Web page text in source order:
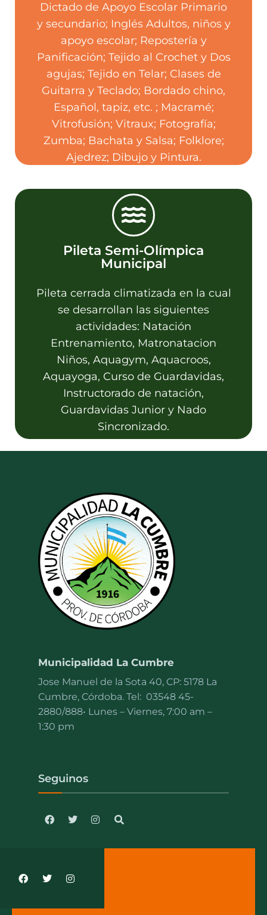
Dictado de Apoyo Escolar Primario
y secundario; Inglés Adultos, niños y
apoyo escolar; Repostería y
Panificación; Tejido al Crochet y Dos
agujas; Tejido en Telar; Clases de
Guitarra y Teclado; Bordado chino,
Español, tapiz, etc. ; Macramé;
Vitrofusión; Vitraux; Fotografía;
Zumba; Bachata y Salsa; Folklore;
Ajedrez; Dibujo y Pintura.
Contacto
Justo Paez Molina 150 - Tel: 03548-
15430253 - Email:
talleresmunicipales@lacumbre.gob.ar
Pileta Semi-Olímpica
Municipal
Pileta cerrada climatizada en la cual
se desarrollan las siguientes
actividades: Natación
Entrenamiento, Matronatacion
Niños, Aquagym, Aquacroos,
Aquayoga, Curso de Guardavidas,
Instructorado de natación,
Guardavidas Junior y Nado
Sincronizado.
Contacto
Av. San Martín y Formosa - Tel:
03548-15430077 - Email:
deportes@lacumbre.gob.ar
Municipalidad La Cumbre
Jose Manuel de la Sota 40, CP: 5178 La
Cumbre, Córdoba. Tel: 03548 45-
2880/888• Lunes – Viernes, 7:00 am –
1:30 pm
Seguinos